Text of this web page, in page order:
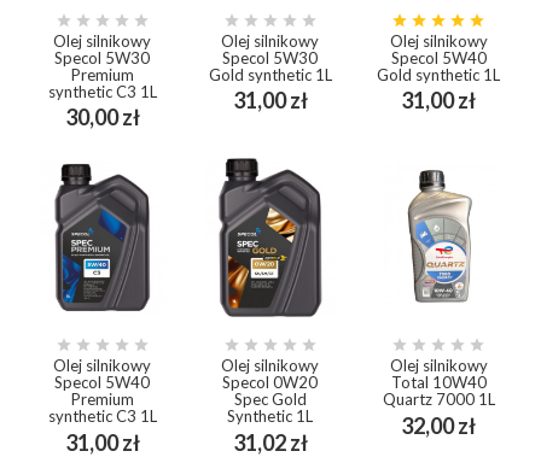
    
Olej silnikowy
Specol 5W30
Premium
synthetic C3 1L
30,00 złCena
    
Olej silnikowy
Specol 5W30
Gold synthetic 1L
31,00 złCena
    
Olej silnikowy
Specol 5W40
Gold synthetic 1L
31,00 złCena
    
Olej silnikowy
Specol 5W40
Premium
synthetic C3 1L
31,00 złCena
    
Olej silnikowy
Specol 0W20
Spec Gold
Synthetic 1L
31,02 złCena
    
Olej silnikowy
Total 10W40
Quartz 7000 1L
32,00 złCena